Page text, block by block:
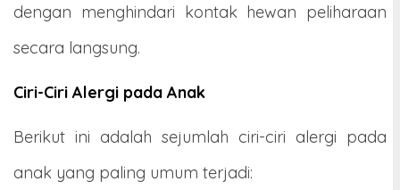
dengan menghindari kontak hewan peliharaan
secara langsung.
Ciri-Ciri Alergi pada Anak
Berikut ini adalah sejumlah ciri-ciri alergi pada
anak yang paling umum terjadi: